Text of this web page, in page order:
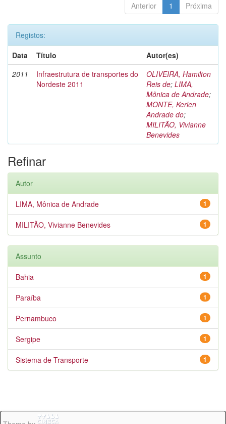
Anterior 1 Próxima
Registos:
Data
Título
Autor(es)
2011
Infraestrutura de transportes do
Nordeste 2011
OLIVEIRA, Hamilton
Reis de; LIMA,
Mônica de Andrade;
MONTE, Kerlen
Andrade do;
MILITÃO, Vivianne
Benevides
Refinar
Autor
1
LIMA, Mônica de Andrade
1
MILITÃO, Vivianne Benevides
Assunto
1
Bahia
1
Paraíba
1
Pernambuco
1
Sergipe
1
Sistema de Transporte